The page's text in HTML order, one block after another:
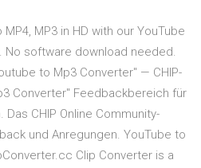
MP3 in HD with our YouTube
No software download needed.
to Mp3 Converter" — CHIP-
Converter" Feedbackbereich für
Das CHIP Online Community-
und Anregungen. YouTube to
Clip Converter is a